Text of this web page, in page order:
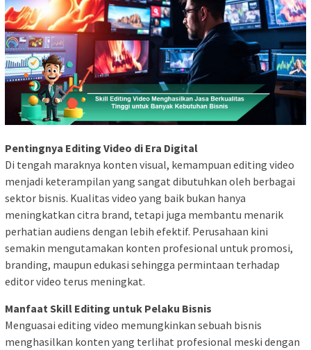
Pentingnya Editing Video di Era Digital
Di tengah maraknya konten visual, kemampuan editing video
menjadi keterampilan yang sangat dibutuhkan oleh berbagai
sektor bisnis. Kualitas video yang baik bukan hanya
meningkatkan citra brand, tetapi juga membantu menarik
perhatian audiens dengan lebih efektif. Perusahaan kini
semakin mengutamakan konten profesional untuk promosi,
branding, maupun edukasi sehingga permintaan terhadap
editor video terus meningkat.
Manfaat Skill Editing untuk Pelaku Bisnis
Menguasai editing video memungkinkan sebuah bisnis
menghasilkan konten yang terlihat profesional meski dengan